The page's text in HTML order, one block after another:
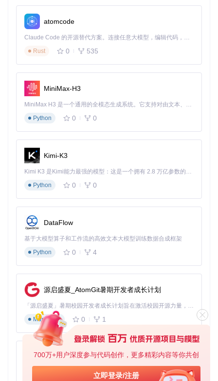
700万+用户深度参与代码创作，更多精彩内容等你共创
立即登录/注册
Sunshine兼容Moonlight客户端，支持以下设备类型：
桌面设备：Windows/macOS/Linux通过Moonlight应用连接
移动设备
：Android/iOS在应用商店搜索Moonlight
输入PIN码完成配对（可在Web控制台的"PIN"页面获取）
选择应用列表中的游戏或桌面进行串流
三、差异化功能对比：为什么选择Sunshine？
特性 Sunshine
传统串流方案
延迟控制
8ms端到端
平台支持
Linux/Wayland原生
有限支持
编码格式
H.264/H.265
Sunshine的独特优势在于其开源特性与硬件加速深度整合，允
许高级用户自定义编码参数，同时保持对普通用户的友好性。
到缓冲区大小的各项参数。
图3：Sunshine应用管理界面，可添加、编辑游戏和桌面串流
选项
四、进阶配置技巧：硬件适配与性能调优
4.1 硬件适配对照表
设备类型
推荐配置
优化参数
NVIDIA RTX 4
NVENC编
启用Fast Sync，B帧=2
增强同步，色彩空间Rec.
atomcode
Claude Code 的开源替代方案。连接任意大模型，编辑代码，运行命令，自动验证 — 全自动执行。用 Rust 构建，极致性能。 ｜ An open-source alternative to Claude Code. Connect any LLM, edit code, run commands, and verify changes — autonomously. Built in Rust for speed. Get Started
Rust
0 535
MiniMax-H3
MiniMax H3 是一个通用的全模态生成系统。它支持对由文本、图像、视频和音频组成的多模态上下文进行统一理解，并能生成分辨率高达 2K、时长可达 15 秒的带原生立体声音频的视频。得益于面向任务泛化的系统设计，H3 在预训练阶段就已具备广泛的多模态上下文理解与生成能力，能够出色地执行复杂的多模态指令。
Python
0 0
Kimi-K3
Kimi K3 是Kimi能力最强的模型：这是一个拥有 2.8 万亿参数的混合专家（MoE）模型，具备原生视觉理解能力，并支持 100 万 token 的上下文窗口。
Python
0 0
DataFlow
基于大模型算子和工作流的高效文本大模型训练数据合成框架
Python
0 4
源启盛夏_AtomGit暑期开发者成长计划
「源启盛夏」暑期校园开发者成长计划旨在激活校园开源力量，通过积分激励、认证扶持、资源倾斜等形式，引导高校组织和开发者完成「入驻 — 建项目 — 做贡献 — 获认证 — 得资源」的完整闭环。无论你是想带领社团入驻平台的组织者，还是希望用代码贡献证明自己的开发者，都能在这里找到属于你的成长路径。
Markdown
0 1
py-xiaozhi
基于Python的Xiaozhi AI，适用于想要完整Xiaozhi体验而无需拥有专用硬件的用户。